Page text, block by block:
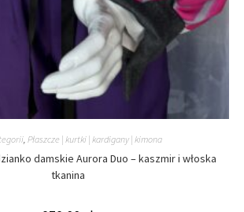
, Płaszcze | kurtki | kardigany | kimona
damskie Aurora Duo – kaszmir i włoska
tkanina